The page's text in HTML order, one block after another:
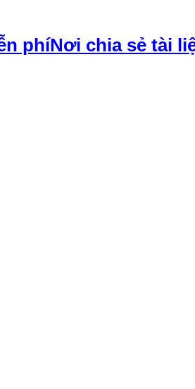
Nơi chia sẻ tài